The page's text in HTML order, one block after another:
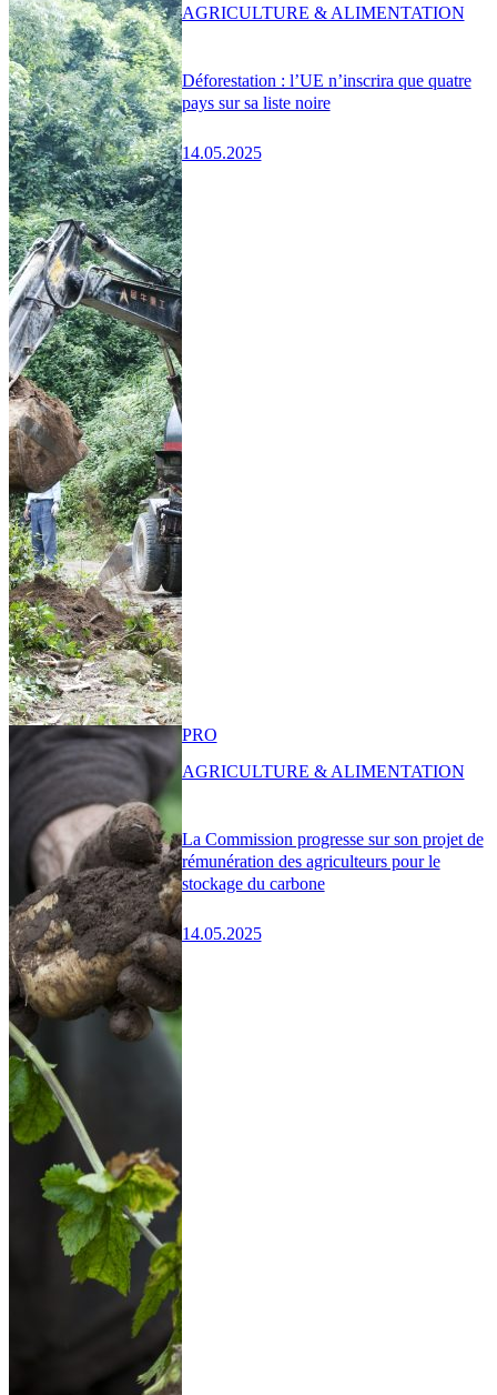
Déforestation : l’UE n’inscrira que quatre
pays sur sa liste noire
14.05.2025
AGRICULTURE & ALIMENTATION
La Commission progresse sur son projet de
rémunération des agriculteurs pour le
stockage du carbone
14.05.2025
PRO
AGRICULTURE & ALIMENTATION